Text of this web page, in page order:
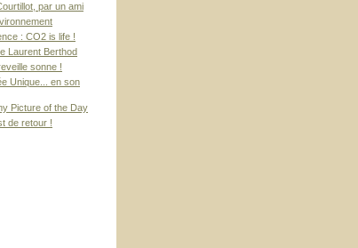
par un ami
: CO2 is life !
Laurent Berthod
sonne !
Unique... en son
Picture of the Day
de retour !